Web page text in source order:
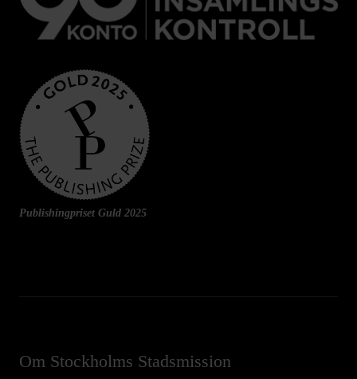
Publishingpriset Guld 2025
Om Stockholms Stadsmission